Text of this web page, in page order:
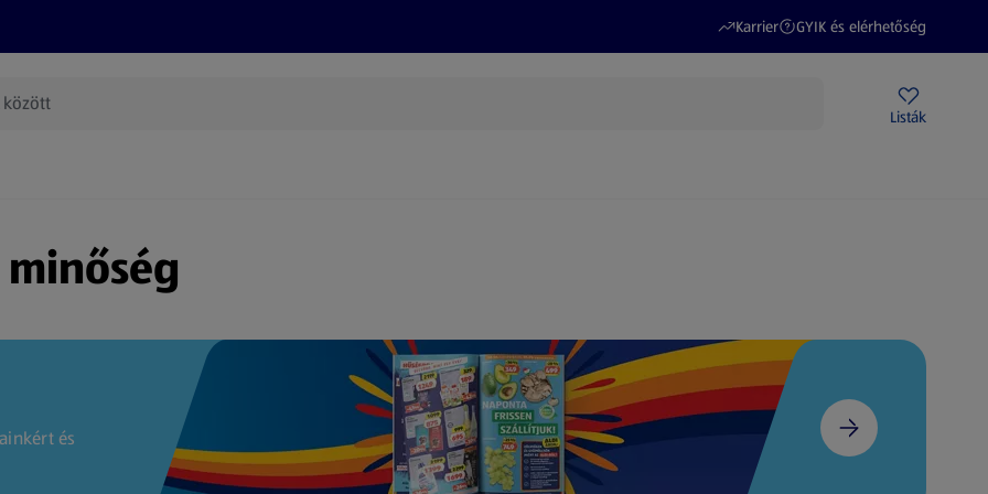
Karrier
(új oldalon nyílik meg)
GYIK és elérhetőség
(új oldalon nyílik meg)
Listák
és